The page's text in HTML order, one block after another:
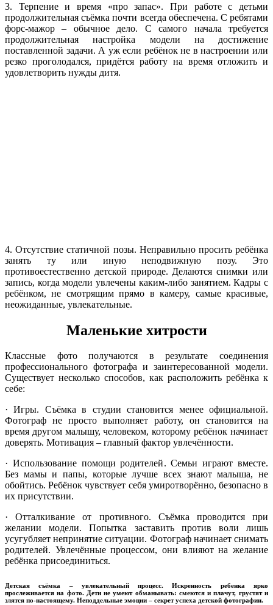
3. Терпение и время «про запас». При работе с детьми
продолжительная съёмка почти всегда обеспечена. С ребятами
форс-мажор – обычное дело. С самого начала требуется
продолжительная настройка модели на достижение
поставленной задачи. А уж если ребёнок не в настроении или
резко проголодался, придётся работу на время отложить и
удовлетворить нужды дитя.
4. Отсутствие статичной позы. Неправильно просить ребёнка
занять ту или иную неподвижную позу. Это
противоестественно детской природе. Делаются снимки или
запись, когда модели увлечены каким-либо занятием. Кадры с
ребёнком, не смотрящим прямо в камеру, самые красивые,
неожиданные, увлекательные.
Маленькие хитрости
Классные фото получаются в результате соединения
профессионального фотографа и заинтересованной модели.
Существует несколько способов, как расположить ребёнка к
себе:
· Игры. Съёмка в студии становится менее официальной.
Фотограф не просто выполняет работу, он становится на
время другом малышу, человеком, которому ребёнок начинает
доверять. Мотивация – главный фактор увлечённости.
· Использование помощи родителей. Семьи играют вместе.
Без мамы и папы, которые лучше всех знают малыша, не
обойтись. Ребёнок чувствует себя умиротворённо, безопасно в
их присутствии.
· Отталкивание от противного. Съёмка проводится при
желании модели. Попытка заставить против воли лишь
усугубляет непринятие ситуации. Фотограф начинает снимать
родителей. Увлечённые процессом, они влияют на желание
ребёнка присоединиться.
Детская съёмка – увлекательный процесс. Искренность ребенка ярко
прослеживается на фото. Дети не умеют обманывать: смеются и плачут, грустят и
злятся по-настоящему. Неподдельные эмоции – секрет успеха детской фотографии.